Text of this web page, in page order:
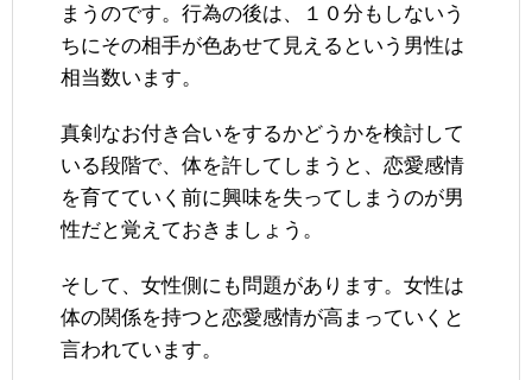
まうのです。行為の後は、１０分もしないう
ちにその相手が色あせて見えるという男性は
相当数います。
真剣なお付き合いをするかどうかを検討して
いる段階で、体を許してしまうと、恋愛感情
を育てていく前に興味を失ってしまうのが男
性だと覚えておきましょう。
そして、女性側にも問題があります。女性は
体の関係を持つと恋愛感情が高まっていくと
言われています。